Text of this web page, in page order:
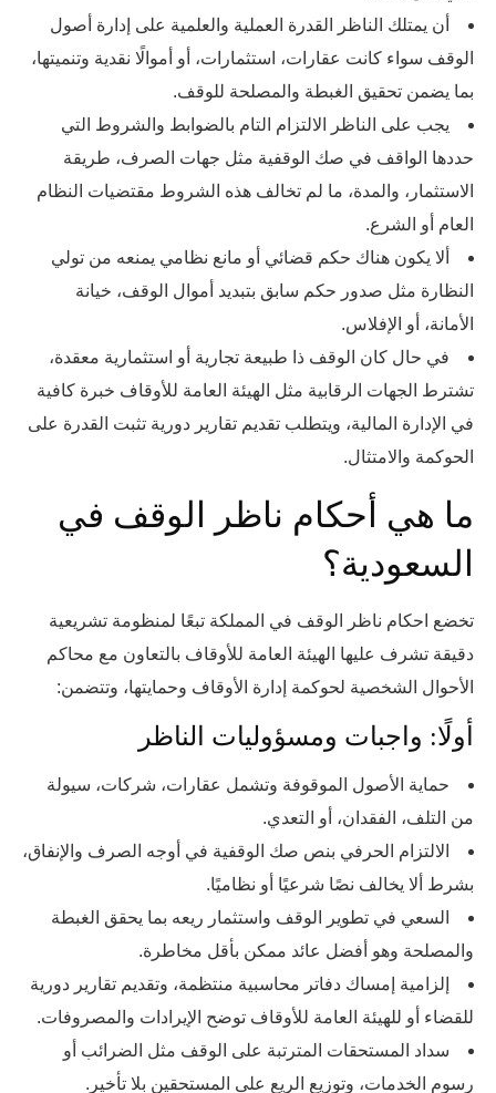
أن يمتلك الناظر القدرة العملية والعلمية على إدارة أصول
الوقف سواء كانت عقارات، استثمارات، أو أموالًا نقدية وتنميتها،
بما يضمن تحقيق الغبطة والمصلحة للوقف.
يجب على الناظر الالتزام التام بالضوابط والشروط التي
حددها الواقف في صك الوقفية مثل جهات الصرف، طريقة
الاستثمار، والمدة، ما لم تخالف هذه الشروط مقتضيات النظام
العام أو الشرع.
ألا يكون هناك حكم قضائي أو مانع نظامي يمنعه من تولي
النظارة مثل صدور حكم سابق بتبديد أموال الوقف، خيانة
الأمانة، أو الإفلاس.
في حال كان الوقف ذا طبيعة تجارية أو استثمارية معقدة،
تشترط الجهات الرقابية مثل الهيئة العامة للأوقاف خبرة كافية
في الإدارة المالية، ويتطلب تقديم تقارير دورية تثبت القدرة على
الحوكمة والامتثال.
ما هي أحكام ناظر الوقف في
السعودية؟
تخضع احكام ناظر الوقف في المملكة تبعًا لمنظومة تشريعية
دقيقة تشرف عليها الهيئة العامة للأوقاف بالتعاون مع محاكم
الأحوال الشخصية لحوكمة إدارة الأوقاف وحمايتها، وتتضمن:
أولًا: واجبات ومسؤوليات الناظر
حماية الأصول الموقوفة وتشمل عقارات، شركات، سيولة
من التلف، الفقدان، أو التعدي.
الالتزام الحرفي بنص صك الوقفية في أوجه الصرف والإنفاق،
بشرط ألا يخالف نصًا شرعيًا أو نظاميًا.
السعي في تطوير الوقف واستثمار ريعه بما يحقق الغبطة
والمصلحة وهو أفضل عائد ممكن بأقل مخاطرة.
إلزامية إمساك دفاتر محاسبية منتظمة، وتقديم تقارير دورية
للقضاء أو للهيئة العامة للأوقاف توضح الإيرادات والمصروفات.
سداد المستحقات المترتبة على الوقف مثل الضرائب أو
رسوم الخدمات، وتوزيع الريع على المستحقين بلا تأخير.